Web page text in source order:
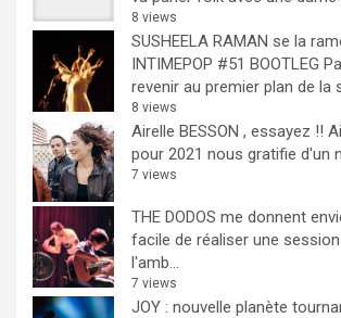
8 views
SUSHEELA RAMAN se la
INTIMEPOP #51 BOOTLEG
revenir au premier plan de la
8 views
Airelle BESSON , essayez !!
pour 2021 nous gratifie d'un
7 views
THE DODOS me donnent
facile de réaliser une
l'amb...
7 views
JOY : nouvelle planète